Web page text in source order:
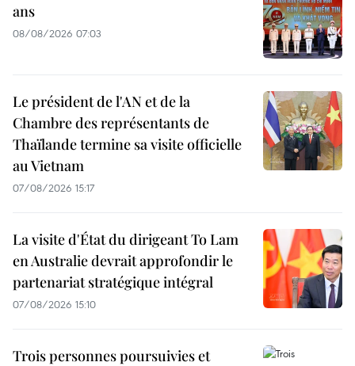
ans
08/08/2026 07:03
Le président de l'AN et de la
Chambre des représentants de
Thaïlande termine sa visite officielle
au Vietnam
07/08/2026 15:17
La visite d'État du dirigeant To Lam
en Australie devrait approfondir le
partenariat stratégique intégral
07/08/2026 15:10
Trois personnes poursuivies et